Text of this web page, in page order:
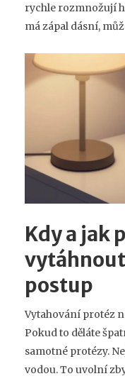
rychle rozmnožují
má zápal dásní,
Kdy a jak
postup
Vytahování protéz
Pokud to děláte
samotné protézy.
vodou. To uvolní